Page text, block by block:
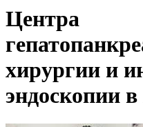
Центра
хирургии и
эндоскопии